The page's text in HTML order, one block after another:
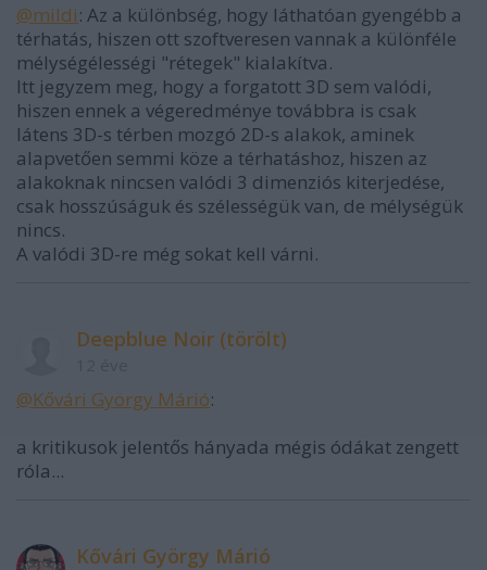
@mildi: Az a különbség, hogy láthatóan gyengébb a
térhatás, hiszen ott szoftveresen vannak a különféle
mélységélességi "rétegek" kialakítva.
Itt jegyzem meg, hogy a forgatott 3D sem valódi,
hiszen ennek a végeredménye továbbra is csak
látens 3D-s térben mozgó 2D-s alakok, aminek
alapvetően semmi köze a térhatáshoz, hiszen az
alakoknak nincsen valódi 3 dimenziós kiterjedése,
csak hosszúságuk és szélességük van, de mélységük
nincs.
A valódi 3D-re még sokat kell várni.
Deepblue Noir (törölt)
@Kővári György Márió:
a kritikusok jelentős hányada mégis ódákat zengett
róla...
Kővári György Márió